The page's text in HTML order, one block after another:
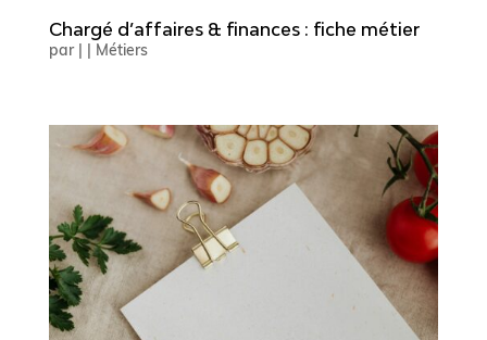
Chargé d’affaires & finances : fiche métier
par | | Métiers